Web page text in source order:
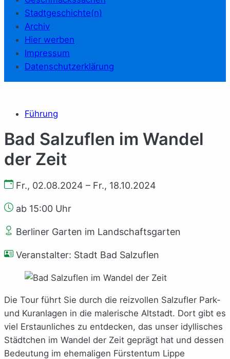
Stadtgeschichte(n)
Archiv
Hier werben
Impressum
Datenschutzerklärung
Führung
Bad Salzuflen im Wandel
der Zeit
Fr., 02.08.2024 – Fr., 18.10.2024
ab 15:00 Uhr
Berliner Garten im Landschaftsgarten
Veranstalter: Stadt Bad Salzuflen
Die Tour führt Sie durch die reizvollen Salzufler Park-
und Kuranlagen in die malerische Altstadt. Dort gibt es
viel Erstaunliches zu entdecken, das unser idyllisches
Städtchen im Wandel der Zeit geprägt hat und dessen
Bedeutung im ehemaligen Fürstentum Lippe